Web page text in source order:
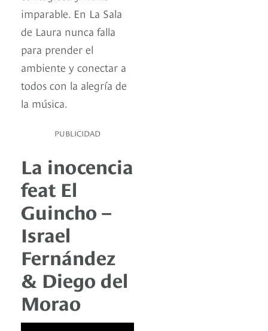
imparable. En La Sala
de Laura nunca falla
para prender el
ambiente y conectar a
todos con la alegría de
la música.
PUBLICIDAD
La inocencia
feat El
Guincho –
Israel
Fernández
& Diego del
Morao